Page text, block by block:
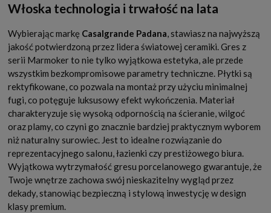
Włoska technologia i trwałość na lata
Wybierając markę Casalgrande Padana, stawiasz na najwyższą
jakość potwierdzoną przez lidera światowej ceramiki. Gres z
serii Marmoker to nie tylko wyjątkowa estetyka, ale przede
wszystkim bezkompromisowe parametry techniczne. Płytki są
rektyfikowane, co pozwala na montaż przy użyciu minimalnej
fugi, co potęguje luksusowy efekt wykończenia. Materiał
charakteryzuje się wysoką odpornością na ścieranie, wilgoć
oraz plamy, co czyni go znacznie bardziej praktycznym wyborem
niż naturalny surowiec. Jest to idealne rozwiązanie do
reprezentacyjnego salonu, łazienki czy prestiżowego biura.
Wyjątkowa wytrzymałość gresu porcelanowego gwarantuje, że
Twoje wnętrze zachowa swój nieskazitelny wygląd przez
dekady, stanowiąc bezpieczną i stylową inwestycję w design
klasy premium.